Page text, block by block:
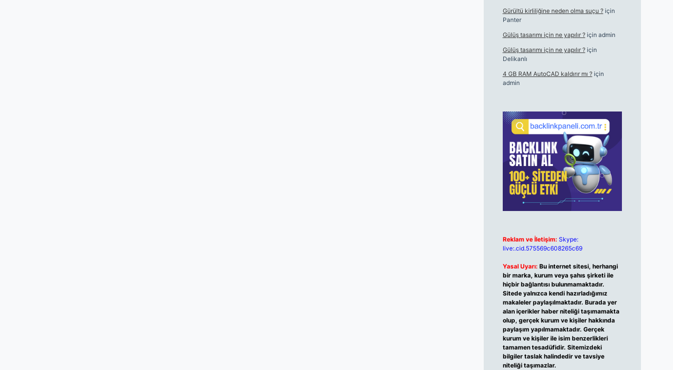
Gürültü kirliliğine neden olma suçu ?için
Panter
Gülüş tasarımı için ne yapılır ?için admin
Gülüş tasarımı için ne yapılır ?için
Delikanlı
4 GB RAM AutoCAD kaldırır mı ?için
admin
Reklam ve İletişim: Skype:
live:.cid.575569c608265c69
Yasal Uyarı: Bu internet sitesi, herhangi
bir marka, kurum veya şahıs şirketi ile
hiçbir bağlantısı bulunmamaktadır.
Sitede yalnızca kendi hazırladığımız
makaleler paylaşılmaktadır. Burada yer
alan içerikler haber niteliği taşımamakta
olup, gerçek kurum ve kişiler hakkında
paylaşım yapılmamaktadır. Gerçek
kurum ve kişiler ile isim benzerlikleri
tamamen tesadüfidir. Sitemizdeki
bilgiler taslak halindedir ve tavsiye
niteliği taşımazlar.